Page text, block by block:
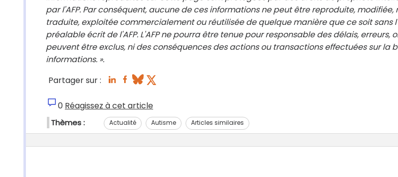
par l'AFP. Par conséquent, aucune de ces informations ne peut être reproduite, modifiée,
traduite, exploitée commercialement ou réutilisée de quelque manière que ce soit sans
préalable écrit de l'AFP. L'AFP ne pourra être tenue pour responsable des délais, erreurs,
peuvent être exclus, ni des conséquences des actions ou transactions effectuées sur la
informations. ».
Partager sur :
0 Réagissez à cet article
Thèmes : Actualité Autisme Articles similaires